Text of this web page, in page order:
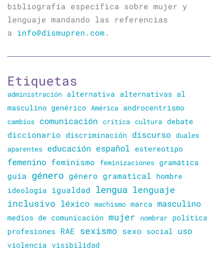
bibliografía específica sobre mujer y
lenguaje mandando las referencias
a info@dismupren.com .
Etiquetas
administración alternativa alternativas al
masculino genérico
América androcentrismo
cambios comunicación crítica cultura debate
diccionario discriminación discurso duales
aparentes educación español estereotipo
femenino feminismo feminizaciones gramática
guía género género gramatical hombre
ideología igualdad lengua lenguaje
inclusivo léxico machismo marca masculino
medios de comunicación mujer nombrar política
profesiones RAE sexismo sexo social uso
violencia visibilidad